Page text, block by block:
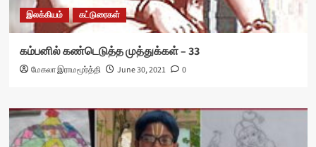
இலக்கியம் கட்டுரைகள்
கம்பனில் கண்டெடுத்த முத்துக்கள் – 33
மேகலா இராமமூர்த்தி June 30, 2021 0